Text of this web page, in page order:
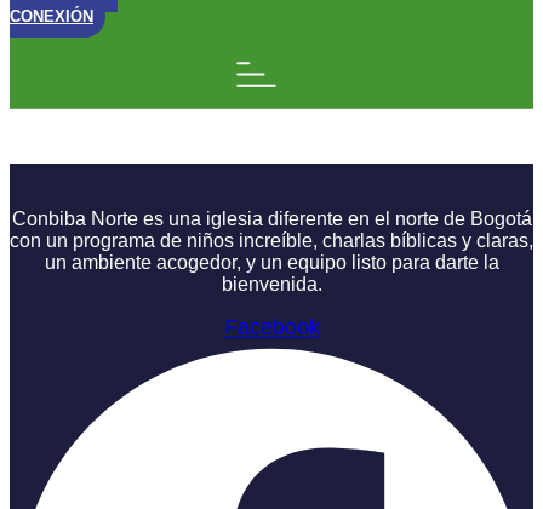
CONEXIÓN
Conbiba Norte es una iglesia diferente en el norte de Bogotá
con un programa de niños increíble, charlas bíblicas y claras,
un ambiente acogedor, y un equipo listo para darte la
bienvenida.
Facebook